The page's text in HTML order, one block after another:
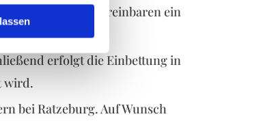
Wir vereinbaren ein
Ruhe.
erfolgt die Einbettung in
wird.
bei Ratzeburg. Auf Wunsch